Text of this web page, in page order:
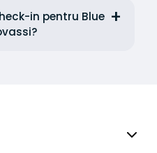
in pentru Blue